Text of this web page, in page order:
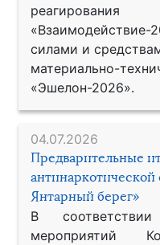
«Взаимодействие-
силами и
материально-
«Эшелон-2026».
04.07.2026
Предварительные
Янтарный берег»
В
мероприятий